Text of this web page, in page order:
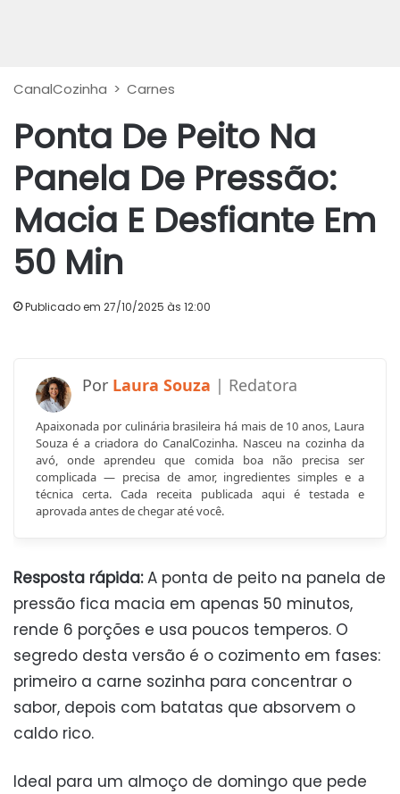
CanalCozinha > Carnes
Ponta De Peito Na
Panela De Pressão:
Macia E Desfiante Em
50 Min
Publicado em 27/10/2025 às 12:00
Laura Souza
Apaixonada por culinária brasileira há mais de 10 anos, Laura
Souza é a criadora do CanalCozinha. Nasceu na cozinha da
avó, onde aprendeu que comida boa não precisa ser
complicada — precisa de amor, ingredientes simples e a
técnica certa. Cada receita publicada aqui é testada e
aprovada antes de chegar até você.
Resposta rápida:A ponta de peito na panela de
pressão fica macia em apenas 50 minutos,
rende 6 porções e usa poucos temperos. O
segredo desta versão é o cozimento em fases:
primeiro a carne sozinha para concentrar o
sabor, depois com batatas que absorvem o
caldo rico.
Ideal para um almoço de domingo que pede